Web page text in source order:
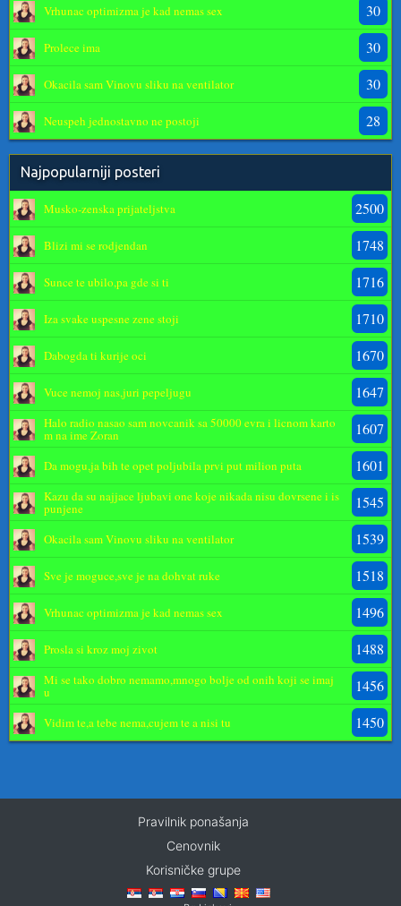
Vrhunac optimizma je kad nemas sex 30
Prolece ima 30
Okacila sam Vinovu sliku na ventilator 30
Neuspeh jednostavno ne postoji 28
Najpopularniji posteri
Musko-zenska prijateljstva 2500
Blizi mi se rodjendan 1748
Sunce te ubilo,pa gde si ti 1716
Iza svake uspesne zene stoji 1710
Dabogda ti kurije oci 1670
Vuce nemoj nas,juri pepeljugu 1647
Halo radio nasao sam novcanik sa 50000 evra i licnom karto
m na ime Zoran 1607
Da mogu,ja bih te opet poljubila prvi put milion puta 1601
Kazu da su najjace ljubavi one koje nikada nisu dovrsene i is
punjene 1545
Okacila sam Vinovu sliku na ventilator 1539
Sve je moguce,sve je na dohvat ruke 1518
Vrhunac optimizma je kad nemas sex 1496
Prosla si kroz moj zivot 1488
Mi se tako dobro nemamo,mnogo bolje od onih koji se imaj
u 1456
Vidim te,a tebe nema,cujem te a nisi tu 1450
Pravilnik ponašanja
Cenovnik
Korisničke grupe